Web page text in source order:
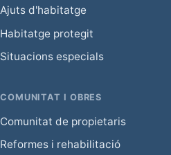
Ajuts d'habitatge
Habitatge protegit
Situacions especials
COMUNITAT I OBRES
Comunitat de propietaris
Reformes i rehabilitació